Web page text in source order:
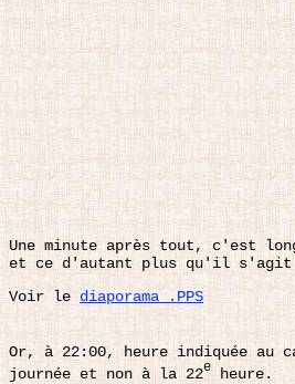
Une minute après tout, c'est
et ce d'autant plus qu'il s'agit
Voir le diaporama .PPS
Or, à 22:00, heure indiquée au
journée et non à la 22e heure.